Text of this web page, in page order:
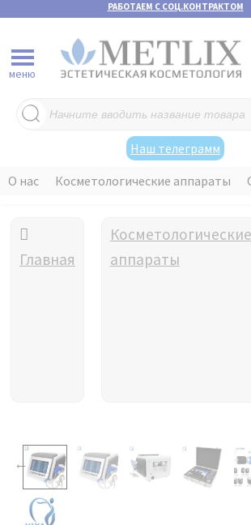
РАБОТАЕМ С СОЦ.КОНТРАКТОМ
Поиск
товаров
Наш телеграмм
меню
О нас Косметологические аппараты
Главная
Косметологические
аппараты